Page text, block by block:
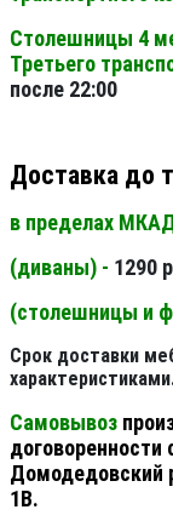
Столешницы 4
Третьего
после 22:00
Доставка до
в пределах
(диваны) - 1290
(столешницы и
Срок доставки
Самовывоз
Домодедовский
1В.